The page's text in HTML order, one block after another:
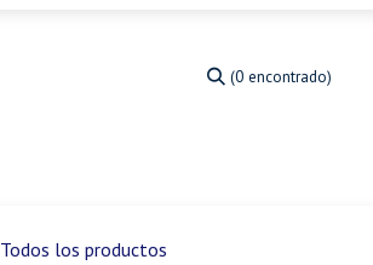
(0 encontrado)
Todos los productos